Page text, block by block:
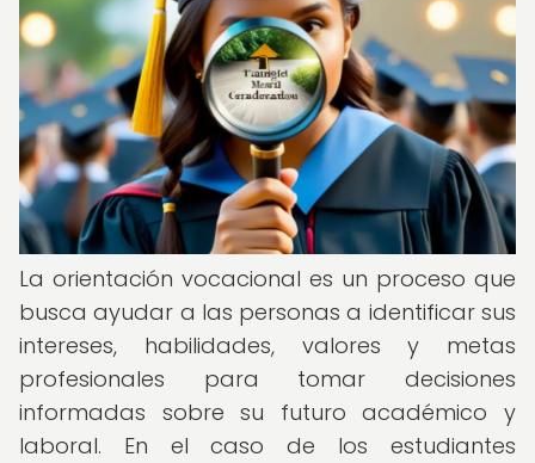
La orientación vocacional es un proceso que
busca ayudar a las personas a identificar sus
intereses, habilidades, valores y metas
profesionales para tomar decisiones
informadas sobre su futuro académico y
laboral. En el caso de los estudiantes